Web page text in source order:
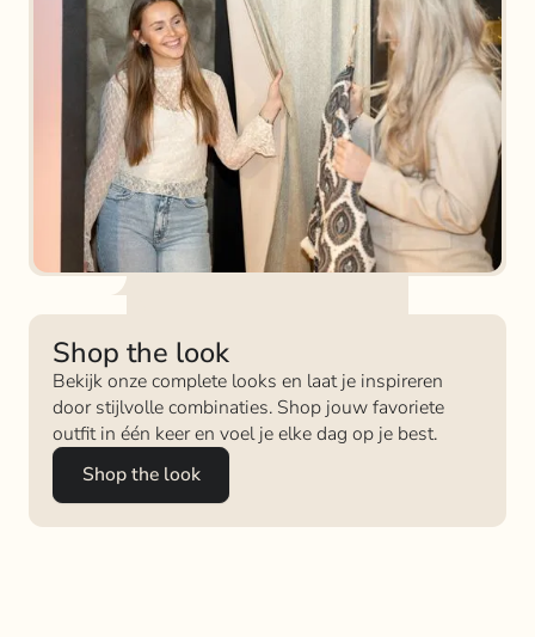
Shop the look
Bekijk onze complete looks en laat je inspireren
door stijlvolle combinaties. Shop jouw favoriete
outfit in één keer en voel je elke dag op je best.
Shop the look